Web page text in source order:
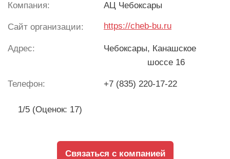
Компания: АЦ Чебоксары
Сайт организации: https://cheb-bu.ru
Адрес: Чебоксары, Канашское
шоссе 16
Телефон: +7 (835) 220-17-22
1/5 (Оценок: 17)
Связаться с компанией